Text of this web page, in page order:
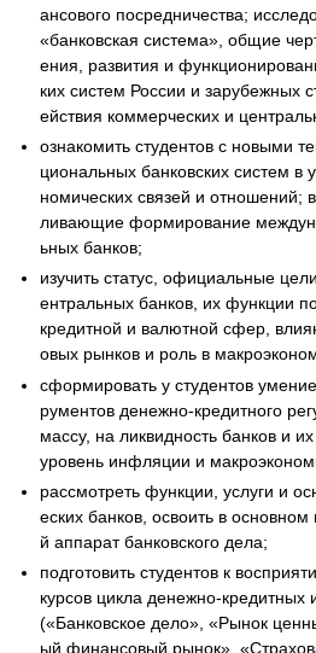
ансового посредничества;
«банковская система», общие
ения, развития и
ких систем России и зарубежных
ействия коммерческих и
ознакомить студентов с новыми
циональных банковских систем в
номических связей и отношений;
ливающие формирование
ьных банков;
изучить статус, официальные
ентральных банков, их функции
кредитной и валютной сфер,
овых рынков и роль в
сформировать у студентов
рументов денежно-кредитного
массу, на ликвидность банков и
уровень инфляции и
рассмотреть функции, услуги и
еских банков, освоить в
й аппарат банковского дела;
подготовить студентов к
курсов цикла денежно-
(«Банковское дело», «Рынок
ый финансовый рынок»,